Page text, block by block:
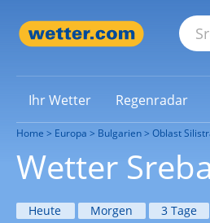
Ihr Wetter Regenradar
Home Europa Bulgarien Oblast
Wetter
Heute Morgen 3 Tage